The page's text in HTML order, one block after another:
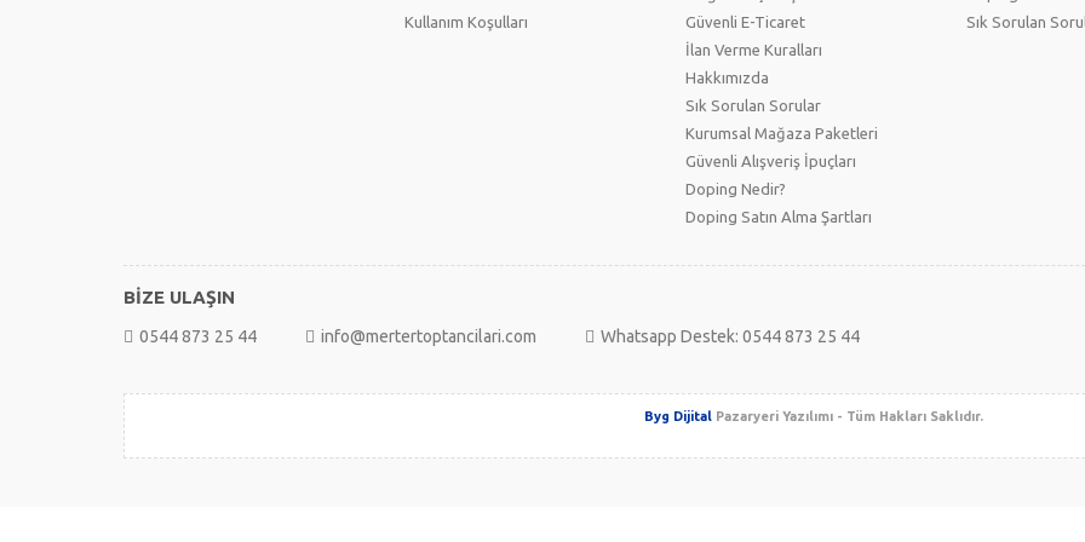
Kullanım Koşulları
Güvenli E-Ticaret
İlan Verme Kuralları
Hakkımızda
Sık Sorulan Sorular
Kurumsal Mağaza Paketleri
Güvenli Alışveriş İpuçları
Doping Nedir?
Doping Satın Alma Şartları
Sık Sorulan
BİZE ULAŞIN
0544 873 25 44 info@mertertoptancilari.com Whatsapp Destek: 0544 873 25 44
Byg Dijital Pazaryeri Yazılımı - Tüm Hakları Saklıdır.